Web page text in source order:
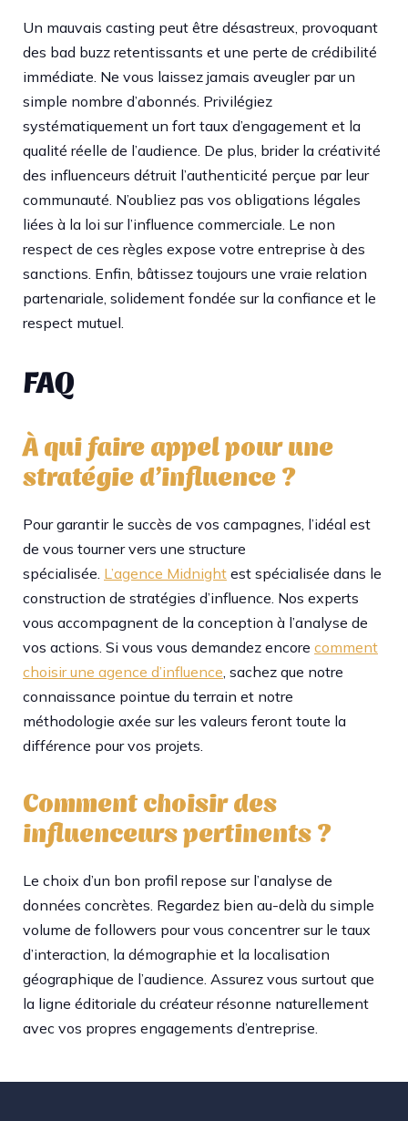
Un mauvais casting peut être désastreux, provoquant
des bad buzz retentissants et une perte de crédibilité
immédiate. Ne vous laissez jamais aveugler par un
simple nombre d’abonnés. Privilégiez
systématiquement un fort taux d’engagement et la
qualité réelle de l’audience. De plus, brider la créativité
des influenceurs détruit l’authenticité perçue par leur
communauté. N’oubliez pas vos obligations légales
liées à la loi sur l’influence commerciale. Le non
respect de ces règles expose votre entreprise à des
sanctions. Enfin, bâtissez toujours une vraie relation
partenariale, solidement fondée sur la confiance et le
respect mutuel.
FAQ
À qui faire appel pour une
stratégie d’influence ?
Pour garantir le succès de vos campagnes, l’idéal est
de vous tourner vers une structure
spécialisée. L’agence Midnight est spécialisée dans le
construction de stratégies d’influence. Nos experts
vous accompagnent de la conception à l’analyse de
vos actions. Si vous vous demandez encore comment
choisir une agence d’influence , sachez que notre
connaissance pointue du terrain et notre
méthodologie axée sur les valeurs feront toute la
différence pour vos projets.
Comment choisir des
influenceurs pertinents ?
Le choix d’un bon profil repose sur l’analyse de
données concrètes. Regardez bien au-delà du simple
volume de followers pour vous concentrer sur le taux
d’interaction, la démographie et la localisation
géographique de l’audience. Assurez vous surtout que
la ligne éditoriale du créateur résonne naturellement
avec vos propres engagements d’entreprise.